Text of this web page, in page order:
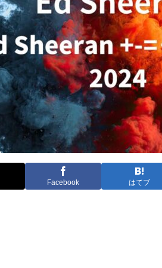
Facebook はてブ